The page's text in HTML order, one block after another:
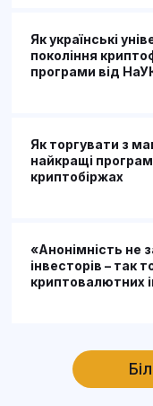
Як українські
покоління
програми від
Як торгувати з
найкращі
криптобіржах
«Анонімність не
інвесторів – так
криптовалютних